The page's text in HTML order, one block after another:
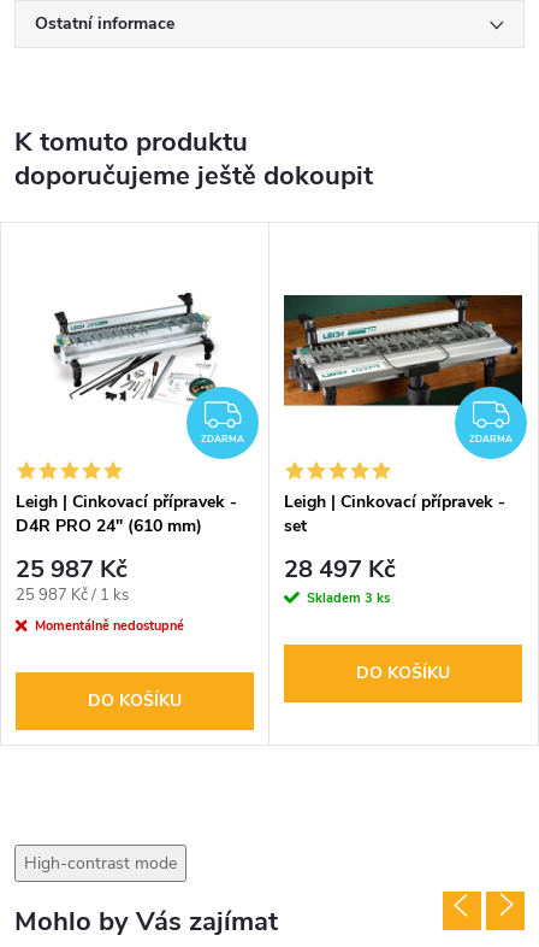
Ostatní informace
K tomuto produktu
doporučujeme ještě dokoupit
ZDARMA
ZDARMA
Leigh | Cinkovací přípravek -
D4R PRO 24" (610 mm)
25 987 Kč
Měrná
cena:
25 987 Kč / 1 ks
Momentálně nedostupné
DO KOŠÍKU
ZDARMA
Leigh | Cinkovací přípravek -
set
28 497 Kč
Skladem 3 ks
DO KOŠÍKU
High-contrast mode
Mohlo by Vás zajímat